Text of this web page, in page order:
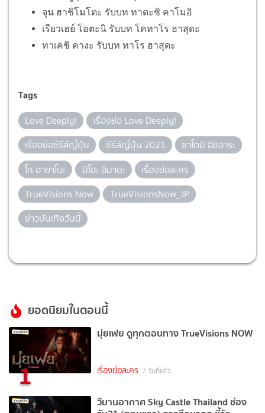
จุน ฮาชิโมโตะ รับบท ทาดะชิ คาโมอิ
เรียวเฮย์ โอตะนิ รับบท โคทาโร ฮาสุดะ
ทาเคชิ คางะ รับบท ทาโร ฮาสุดะ
Tags
Love Deeply!
เรื่องย่อ Love Deeply!
เรื่องย่อซีรีส์ญี่ปุ่น
ซีรีส์ญี่ปุ่น 2021
ซาโตมิ อิชิฮาระ
โก อายาโนะ
มิโอะ อิมาดะ
เรื่องย่อละคร
TrueVisions Now
TrueVisionsNow_JP
ข่าวบันเทิงวันนี้
ยอดนิยมในตอนนี้
1
มุ่ยเฟย ดูทุกตอนทาง TrueVisions NOW
เรื่องย่อละคร 7 วันที่แล้ว
วิมานอากาศ Sky Castle Thailand ช่อง